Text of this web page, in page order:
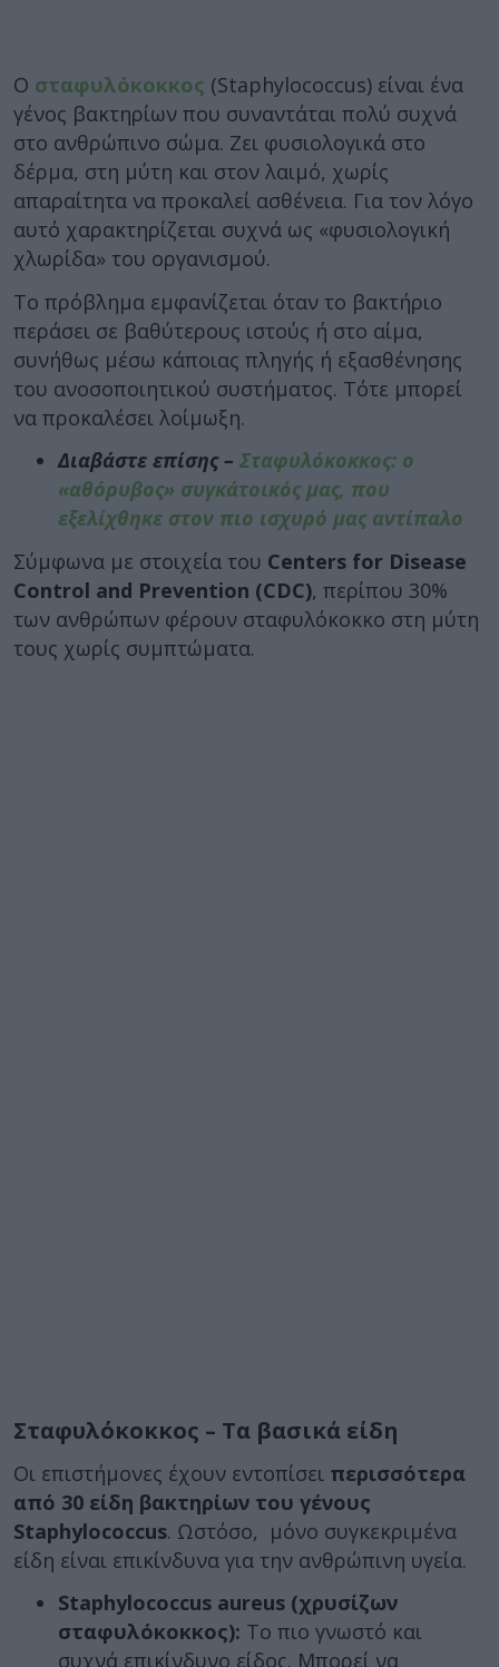
Ο σταφυλόκοκκος (Staphylococcus) είναι ένα
γένος βακτηρίων που συναντάται πολύ συχνά
στο ανθρώπινο σώμα. Ζει φυσιολογικά στο
δέρμα, στη μύτη και στον λαιμό, χωρίς
απαραίτητα να προκαλεί ασθένεια. Για τον λόγο
αυτό χαρακτηρίζεται συχνά ως «φυσιολογική
χλωρίδα» του οργανισμού.
Το πρόβλημα εμφανίζεται όταν το βακτήριο
περάσει σε βαθύτερους ιστούς ή στο αίμα,
συνήθως μέσω κάποιας πληγής ή εξασθένησης
του ανοσοποιητικού συστήματος. Τότε μπορεί
να προκαλέσει λοίμωξη.
Διαβάστε επίσης – Σταφυλόκοκκος: ο
«αθόρυβος» συγκάτοικός μας, που
εξελίχθηκε στον πιο ισχυρό μας αντίπαλο
Σύμφωνα με στοιχεία του Centers for Disease
Control and Prevention (CDC), περίπου 30%
των ανθρώπων φέρουν σταφυλόκοκκο στη μύτη
τους χωρίς συμπτώματα.
Σταφυλόκοκκος – Τα βασικά είδη
Οι επιστήμονες έχουν εντοπίσει περισσότερα
από 30 είδη βακτηρίων του γένους
Staphylococcus. Ωστόσο, μόνο συγκεκριμένα
είδη είναι επικίνδυνα για την ανθρώπινη υγεία.
Staphylococcus aureus (χρυσίζων
σταφυλόκοκκος): Το πιο γνωστό και
συχνά επικίνδυνο είδος. Μπορεί να